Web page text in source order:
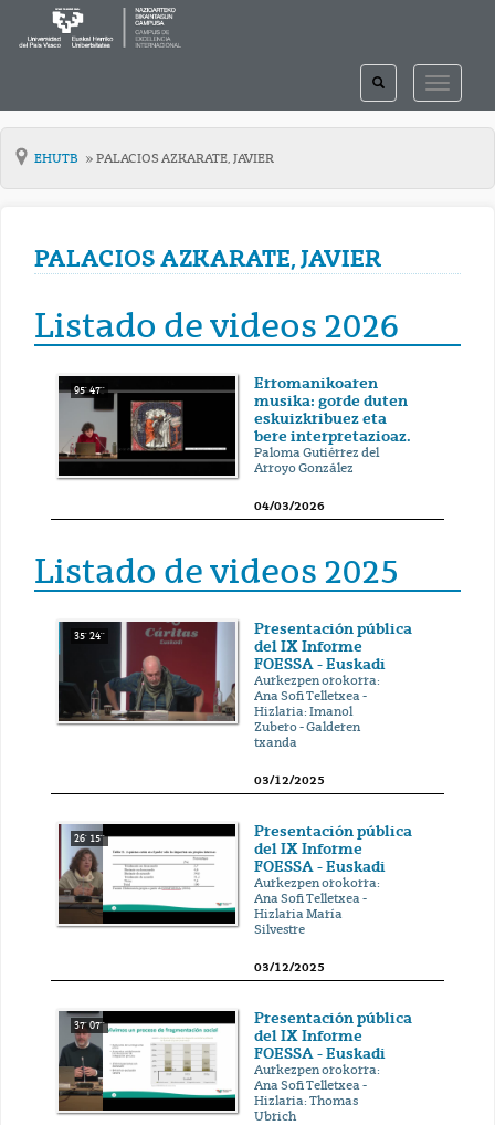
TOGGLE
TOGGLE
SEARCH
EHUTB PALACIOS AZKARATE, JAVIER
PALACIOS AZKARATE, JAVIER
Listado de videos 2026
95' 47''
Erromanikoaren
musika: gorde duten
eskuizkribuez eta
bere interpretazioaz.
Paloma Gutiérrez del
Arroyo González
04/03/2026
Listado de videos 2025
35' 24''
Presentación pública
del IX Informe
FOESSA - Euskadi
Aurkezpen orokorra:
Ana Sofi Telletxea -
Hizlaria: Imanol
Zubero - Galderen
txanda
03/12/2025
26' 15''
Presentación pública
del IX Informe
FOESSA - Euskadi
Aurkezpen orokorra:
Ana Sofi Telletxea -
Hizlaria María
Silvestre
03/12/2025
37' 07''
Presentación pública
del IX Informe
FOESSA - Euskadi
Aurkezpen orokorra:
Ana Sofi Telletxea -
Hizlaria: Thomas
Ubrich